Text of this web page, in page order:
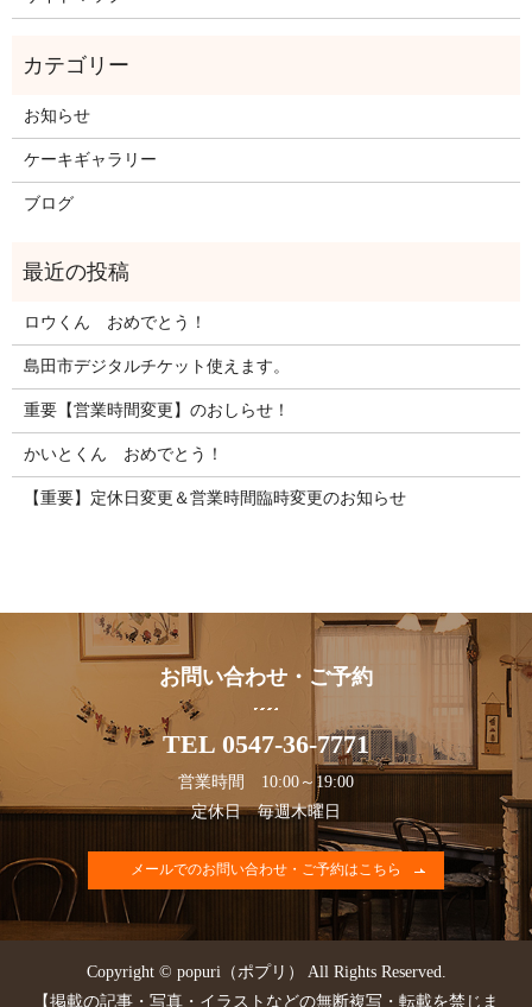
お知らせ
ケーキギャラリー
ブログ
ロウくん おめでとう！
島田市デジタルチケット使えます。
重要【営業時間変更】のおしらせ！
かいとくん おめでとう！
【重要】定休日変更＆営業時間臨時変更のお知らせ
お問い合わせ・ご予約
TEL 0547-36-7771
営業時間 10:00～19:00
定休日 毎週木曜日
メールでのお問い合わせ・ご予約はこちら
Copyright © popuri（ポプリ） All Rights Reserved.
【掲載の記事・写真・イラストなどの無断複写・転載を禁じま